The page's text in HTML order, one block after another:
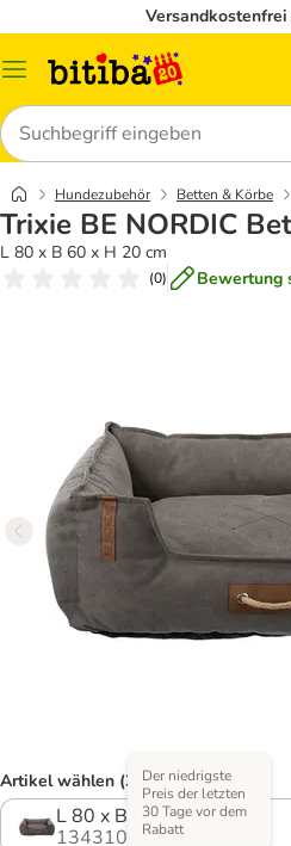
Versandkostenfrei
Menü
Suchen
Hundezubehör Betten & Körbe
Trixie BE NORDIC
L 80 x B 60 x H 20 cm
(0) Bewertung
Artikel wählen (3 Varianten)
L 80 x B 60 x H 20 cm
1343103.2
Der niedrigste
Preis der letzten
30 Tage vor dem
Rabatt